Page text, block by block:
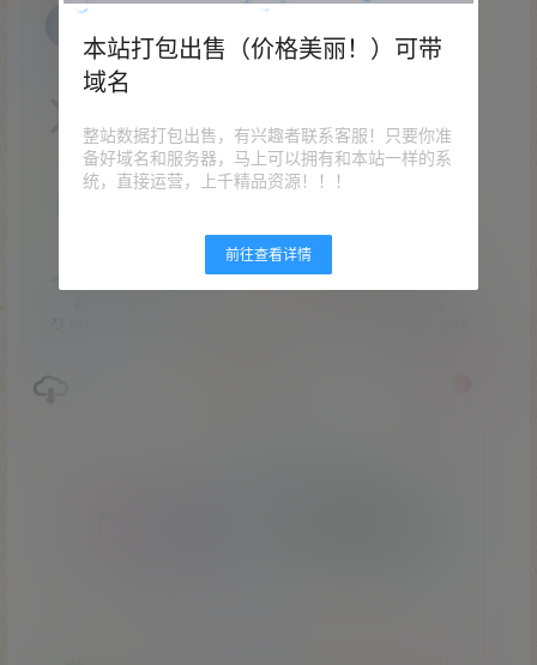
本站打包出售（价格美丽！）可带
域名
整站数据打包出售，有兴趣者联系客服！只要你准
备好域名和服务器，马上可以拥有和本站一样的系
统，直接运营，上千精品资源！！！
前往查看详情